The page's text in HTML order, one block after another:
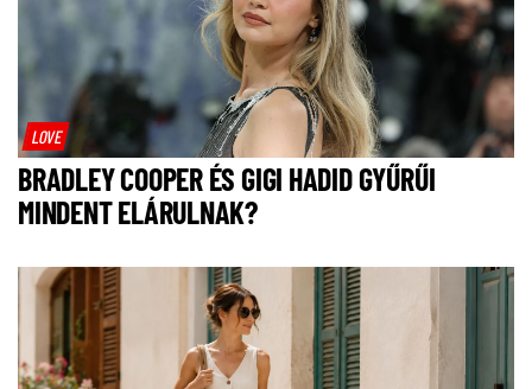
LOVE
BRADLEY COOPER ÉS GIGI HADID GYŰRŰI
MINDENT ELÁRULNAK?